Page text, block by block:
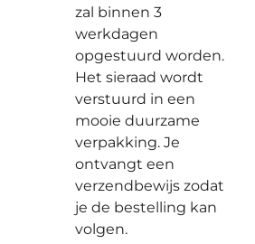
zal binnen 3
werkdagen
opgestuurd worden.
Het sieraad wordt
verstuurd in een
mooie duurzame
verpakking. Je
ontvangt een
verzendbewijs zodat
je de bestelling kan
volgen.